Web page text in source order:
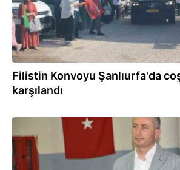
Filistin Konvoyu Şanlıurfa'da
karşılandı
07.08.2026